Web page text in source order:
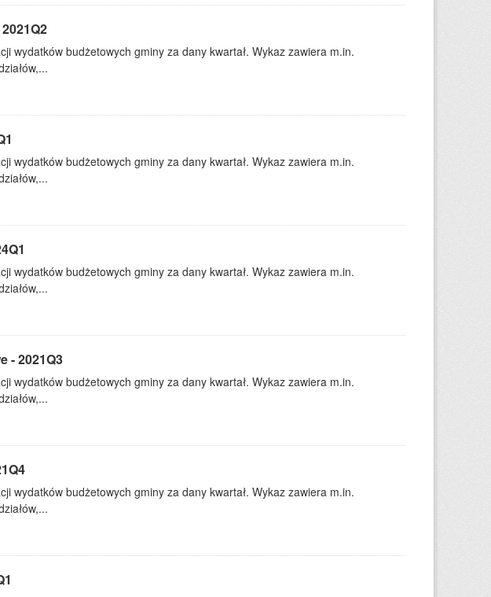
wydatków budżetowych gminy za dany kwartał. Wykaz zawiera m.in.
wydatków budżetowych gminy za dany kwartał. Wykaz zawiera m.in.
wydatków budżetowych gminy za dany kwartał. Wykaz zawiera m.in.
- 2021Q3
wydatków budżetowych gminy za dany kwartał. Wykaz zawiera m.in.
wydatków budżetowych gminy za dany kwartał. Wykaz zawiera m.in.